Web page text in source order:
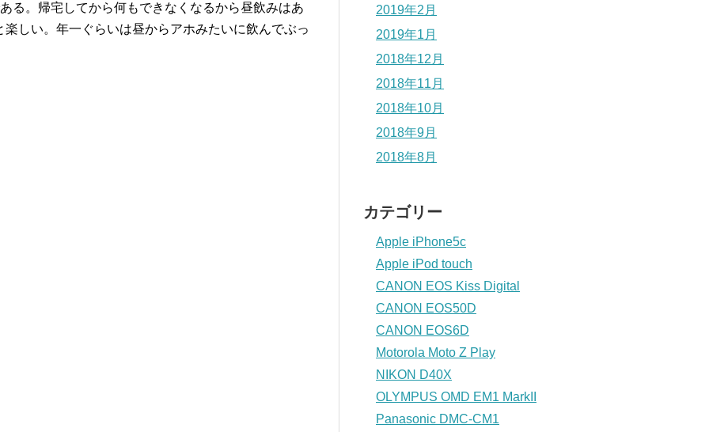
る。帰宅してから何もできなくなるから昼飲みはあ
しい。年一ぐらいは昼からアホみたいに飲んでぶっ
2019年2月
2019年1月
2018年12月
2018年11月
2018年10月
2018年9月
2018年8月
カテゴリー
Apple iPhone5c
Apple iPod touch
CANON EOS Kiss Digital
CANON EOS50D
CANON EOS6D
Motorola Moto Z Play
NIKON D40X
OLYMPUS OMD EM1 MarkII
Panasonic DMC-CM1